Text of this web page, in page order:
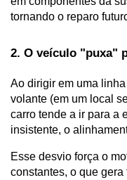
tornando o reparo
2. O veículo "puxa"
Ao dirigir em uma
volante (em um local
carro tende a ir para a
insistente, o
Esse desvio força o
constantes, o que